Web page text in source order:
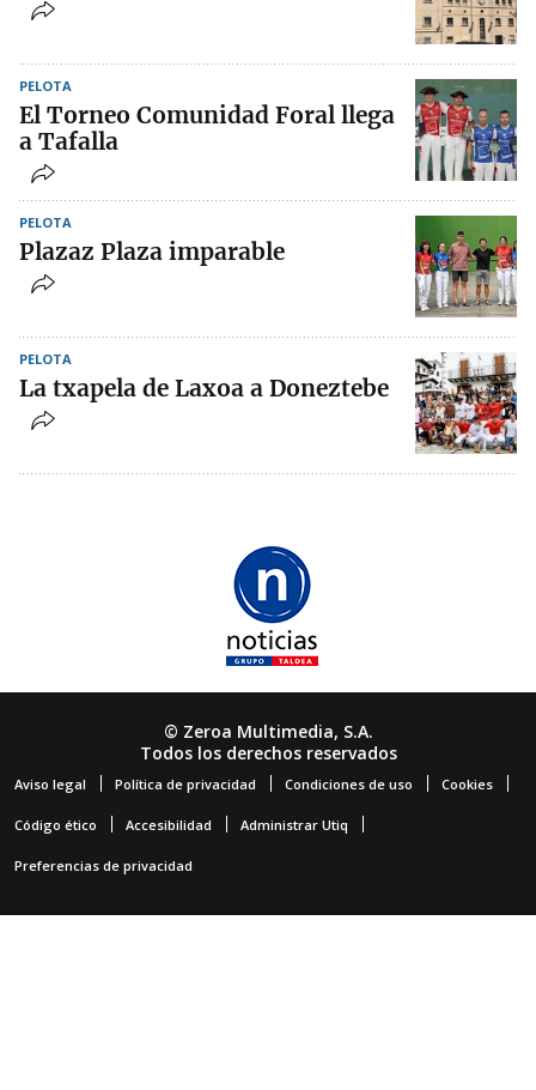
PELOTA
El Torneo Comunidad Foral llega
a Tafalla
PELOTA
Plazaz Plaza imparable
PELOTA
La txapela de Laxoa a Doneztebe
© Zeroa Multimedia, S.A.
Todos los derechos reservados
Aviso legal Política de privacidad Condiciones de uso Cookies
Código ético Accesibilidad Administrar Utiq
Preferencias de privacidad